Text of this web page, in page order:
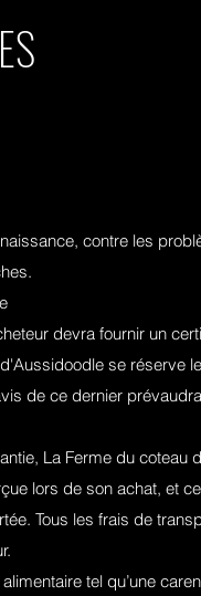
contre les
devra fournir un
se réserve
de ce dernier
La Ferme du coteau
lors de son achat, et
Tous les frais de
tel qu’une